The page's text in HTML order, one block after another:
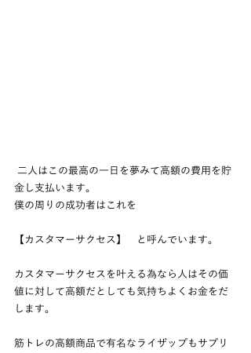
金し支払います。
僕の周りの成功者はこれを
【カスタマーサクセス】　と呼んでいます。
カスタマーサクセスを叶える為なら人はその価
値に対して高額だとしても気持ちよくお金をだ
します。
筋トレの高額商品で有名なライザップもサプリ